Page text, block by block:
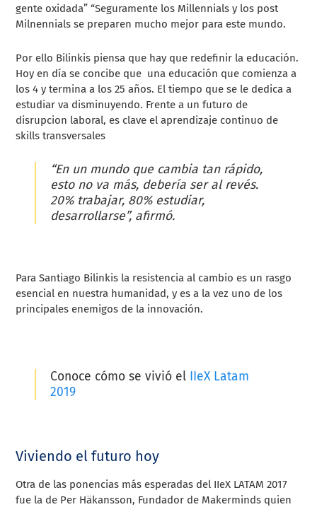
gente oxidada” “Seguramente los Millennials y los post
Milnennials se preparen mucho mejor para este mundo.
Por ello Bilinkis piensa que hay que redefinir la educación.
Hoy en día se concibe que una educación que comienza a
los 4 y termina a los 25 años. El tiempo que se le dedica a
estudiar va disminuyendo. Frente a un futuro de
disrupcion laboral, es clave el aprendizaje continuo de
skills transversales
“En un mundo que cambia tan rápido,
esto no va más, debería ser al revés.
20% trabajar, 80% estudiar,
desarrollarse”, afirmó.
Para Santiago Bilinkis la resistencia al cambio es un rasgo
esencial en nuestra humanidad, y es a la vez uno de los
principales enemigos de la innovación.
Conoce cómo se vivió el IIeX Latam
2019
Viviendo el futuro hoy
Otra de las ponencias más esperadas del IIeX LATAM 2017
fue la de Per Häkansson, Fundador de Makerminds quien